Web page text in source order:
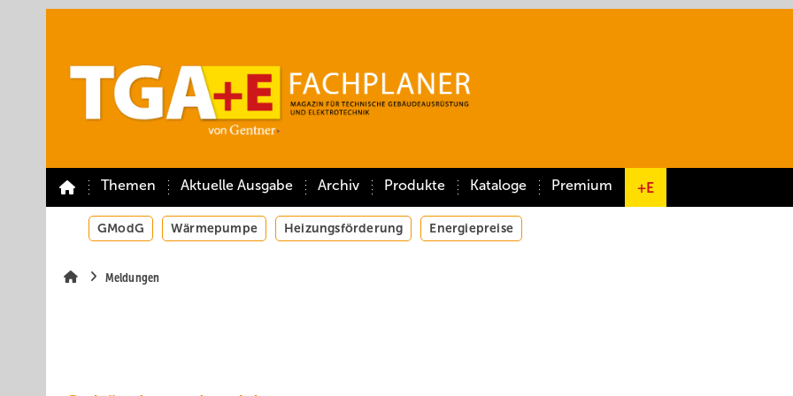
Themen Aktuelle Ausgabe Archiv Produkte Kataloge Premium +E
GModG Wärmepumpe Heizungsförderung Energiepreise
Meldungen